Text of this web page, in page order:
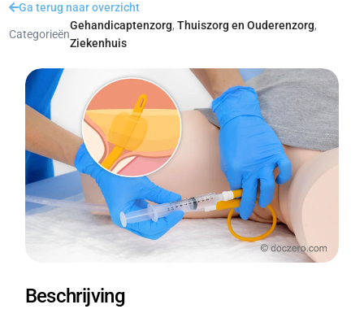
Ga terug naar overzicht
Categorieën
Gehandicaptenzorg,Thuiszorg en Ouderenzorg,
Ziekenhuis
Beschrijving